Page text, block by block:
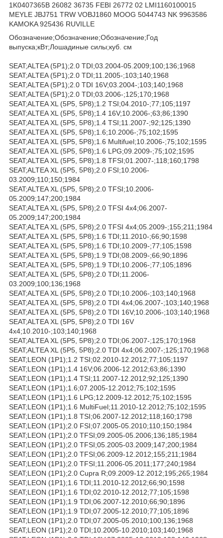
1K0407365B 26082 36735 FEBI 26772 02 LMI1160100015
MEYLE JBJ751 TRW VOBJ1860 MOOG 5044743 NK 9963586
KAMOKA 925436 RUVILLE
Обозначение;Обозначение;Обозначение;Год
выпуска;кВт;Лошадиные силы;куб. см
SEAT;ALTEA (5P1);2.0 TDI;03.2004-05.2009;100;136;1968
SEAT;ALTEA (5P1);2.0 TDI;11.2005-;103;140;1968
SEAT;ALTEA (5P1);2.0 TDI 16V;03.2004-;103;140;1968
SEAT;ALTEA (5P1);2.0 TDI;03.2006-;125;170;1968
SEAT;ALTEA XL (5P5, 5P8);1.2 TSI;04.2010-;77;105;1197
SEAT;ALTEA XL (5P5, 5P8);1.4 16V;10.2006-;63;86;1390
SEAT;ALTEA XL (5P5, 5P8);1.4 TSI;11.2007-;92;125;1390
SEAT;ALTEA XL (5P5, 5P8);1.6;10.2006-;75;102;1595
SEAT;ALTEA XL (5P5, 5P8);1.6 Multifuel;10.2006-;75;102;1595
SEAT;ALTEA XL (5P5, 5P8);1.6 LPG;09.2009-;75;102;1595
SEAT;ALTEA XL (5P5, 5P8);1.8 TFSI;01.2007-;118;160;1798
SEAT;ALTEA XL (5P5, 5P8);2.0 FSI;10.2006-
03.2009;110;150;1984
SEAT;ALTEA XL (5P5, 5P8);2.0 TFSI;10.2006-
05.2009;147;200;1984
SEAT;ALTEA XL (5P5, 5P8);2.0 TFSI 4x4;06.2007-
05.2009;147;200;1984
SEAT;ALTEA XL (5P5, 5P8);2.0 TFSI 4x4;05.2009-;155;211;1984
SEAT;ALTEA XL (5P5, 5P8);1.6 TDI;11.2010-;66;90;1598
SEAT;ALTEA XL (5P5, 5P8);1.6 TDI;10.2009-;77;105;1598
SEAT;ALTEA XL (5P5, 5P8);1.9 TDI;08.2009-;66;90;1896
SEAT;ALTEA XL (5P5, 5P8);1.9 TDI;10.2006-;77;105;1896
SEAT;ALTEA XL (5P5, 5P8);2.0 TDI;11.2006-
03.2009;100;136;1968
SEAT;ALTEA XL (5P5, 5P8);2.0 TDI;10.2006-;103;140;1968
SEAT;ALTEA XL (5P5, 5P8);2.0 TDI 4x4;06.2007-;103;140;1968
SEAT;ALTEA XL (5P5, 5P8);2.0 TDI 16V;10.2006-;103;140;1968
SEAT;ALTEA XL (5P5, 5P8);2.0 TDI 16V
4x4;10.2010-;103;140;1968
SEAT;ALTEA XL (5P5, 5P8);2.0 TDI;06.2007-;125;170;1968
SEAT;ALTEA XL (5P5, 5P8);2.0 TDI 4x4;06.2007-;125;170;1968
SEAT;LEON (1P1);1.2 TSI;02.2010-12.2012;77;105;1197
SEAT;LEON (1P1);1.4 16V;06.2006-12.2012;63;86;1390
SEAT;LEON (1P1);1.4 TSI;11.2007-12.2012;92;125;1390
SEAT;LEON (1P1);1.6;07.2005-12.2012;75;102;1595
SEAT;LEON (1P1);1.6 LPG;12.2009-12.2012;75;102;1595
SEAT;LEON (1P1);1.6 MultiFuel;11.2010-12.2012;75;102;1595
SEAT;LEON (1P1);1.8 TSI;06.2007-12.2012;118;160;1798
SEAT;LEON (1P1);2.0 FSI;07.2005-05.2010;110;150;1984
SEAT;LEON (1P1);2.0 TFSI;09.2005-05.2006;136;185;1984
SEAT;LEON (1P1);2.0 TFSI;05.2005-03.2009;147;200;1984
SEAT;LEON (1P1);2.0 TFSI;06.2009-12.2012;155;211;1984
SEAT;LEON (1P1);2.0 TFSI;11.2006-05.2011;177;240;1984
SEAT;LEON (1P1);2.0 Cupra R;09.2009-12.2012;195;265;1984
SEAT;LEON (1P1);1.6 TDI;11.2010-12.2012;66;90;1598
SEAT;LEON (1P1);1.6 TDI;02.2010-12.2012;77;105;1598
SEAT;LEON (1P1);1.9 TDI;06.2007-12.2010;66;90;1896
SEAT;LEON (1P1);1.9 TDI;07.2005-12.2010;77;105;1896
SEAT;LEON (1P1);2.0 TDI;07.2005-05.2010;100;136;1968
SEAT;LEON (1P1);2.0 TDI;10.2005-10.2010;103;140;1968